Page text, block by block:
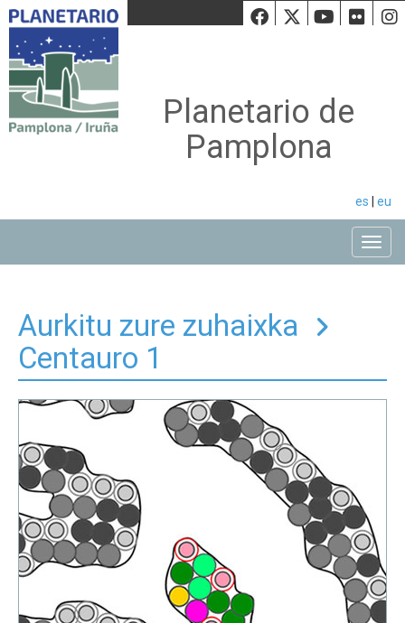
Facebook
Twiiter
Planetario de
Pamplona
es eu
Aurkitu zure zuhaixka
Centauro 1